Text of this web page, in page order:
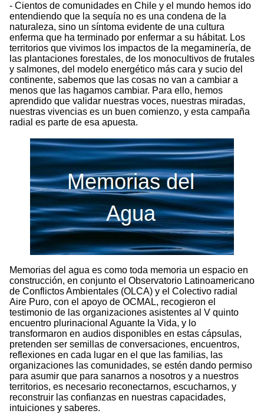
- Cientos de comunidades en Chile y el mundo hemos ido
entendiendo que la sequía no es una condena de la
naturaleza, sino un síntoma evidente de una cultura
enferma que ha terminado por enfermar a su hábitat. Los
territorios que vivimos los impactos de la megaminería, de
las plantaciones forestales, de los monocultivos de frutales
y salmones, del modelo energético más cara y sucio del
continente, sabemos que las cosas no van a cambiar a
menos que las hagamos cambiar. Para ello, hemos
aprendido que validar nuestras voces, nuestras miradas,
nuestras vivencias es un buen comienzo, y esta campaña
radial es parte de esa apuesta.
Memorias del agua es como toda memoria un espacio en
construcción, en conjunto el Observatorio Latinoamericano
de Conflictos Ambientales (OLCA) y el Colectivo radial
Aire Puro, con el apoyo de OCMAL, recogieron el
testimonio de las organizaciones asistentes al V quinto
encuentro plurinacional Aguante la Vida, y lo
transformaron en audios disponibles en estas cápsulas,
pretenden ser semillas de conversaciones, encuentros,
reflexiones en cada lugar en el que las familias, las
organizaciones las comunidades, se estén dando permiso
para asumir que para sanarnos a nosotros y a nuestros
territorios, es necesario reconectarnos, escucharnos, y
reconstruir las confianzas en nuestras capacidades,
intuiciones y saberes.